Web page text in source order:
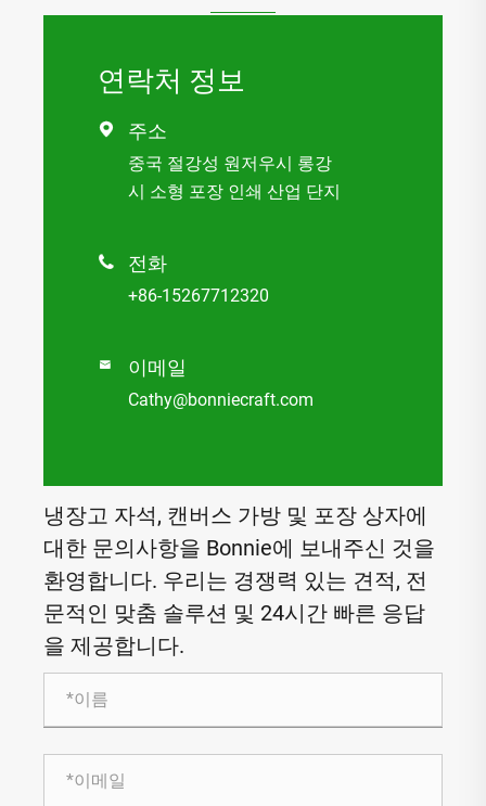
연락처 정보
 주소
중국 절강성 원저우시 롱강
시 소형 포장 인쇄 산업 단지
 전화
+86-15267712320
 이메일
Cathy@bonniecraft.com
냉장고 자석, 캔버스 가방 및 포장 상자에
대한 문의사항을 Bonnie에 보내주신 것을
환영합니다. 우리는 경쟁력 있는 견적, 전
문적인 맞춤 솔루션 및 24시간 빠른 응답
을 제공합니다.